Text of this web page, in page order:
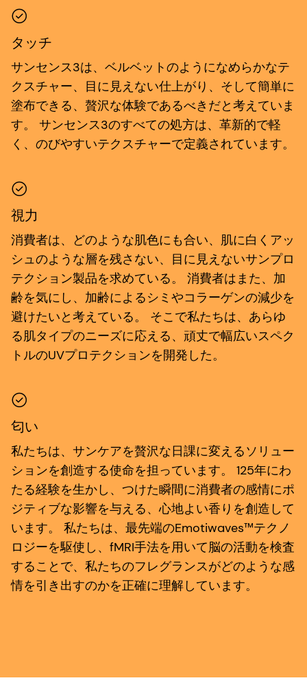
タッチ
サンセンス3は、ベルベットのようになめらかなテ
クスチャー、目に見えない仕上がり、そして簡単に
塗布できる、贅沢な体験であるべきだと考えていま
す。 サンセンス3のすべての処方は、革新的で軽
く、のびやすいテクスチャーで定義されています。
視力
消費者は、どのような肌色にも合い、肌に白くアッ
シュのような層を残さない、目に見えないサンプロ
テクション製品を求めている。 消費者はまた、加
齢を気にし、加齢によるシミやコラーゲンの減少を
避けたいと考えている。 そこで私たちは、あらゆ
る肌タイプのニーズに応える、頑丈で幅広いスペク
トルのUVプロテクションを開発した。
匂い
私たちは、サンケアを贅沢な日課に変えるソリュー
ションを創造する使命を担っています。 125年にわ
たる経験を生かし、つけた瞬間に消費者の感情にポ
ジティブな影響を与える、心地よい香りを創造して
います。 私たちは、最先端のEmotiwaves™テクノ
ロジーを駆使し、fMRI手法を用いて脳の活動を検査
することで、私たちのフレグランスがどのような感
情を引き出すのかを正確に理解しています。